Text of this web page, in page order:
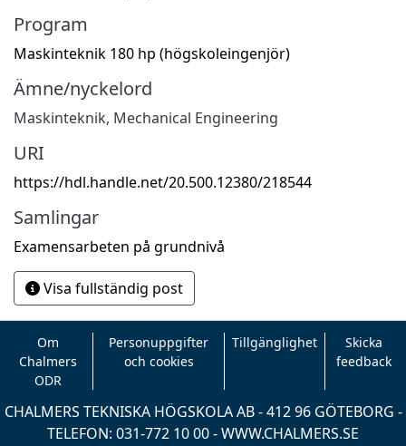
Program
Maskinteknik 180 hp (högskoleingenjör)
Ämne/nyckelord
Maskinteknik, Mechanical Engineering
URI
https://hdl.handle.net/20.500.12380/218544
Samlingar
Examensarbeten på grundnivå
Visa fullständig post
Om
Chalmers
ODR
Personuppgifter
och cookies
Tillgänglighet
Skicka
feedback
CHALMERS TEKNISKA HÖGSKOLA AB - 412 96 GÖTEBORG -
TELEFON: 031-772 10 00 -WWW.CHALMERS.SE